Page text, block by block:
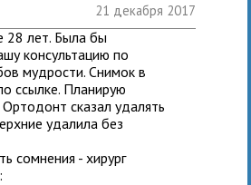
21 декабря 2017
28 лет. Была бы
консультацию по
мудрости. Снимок в
ссылке. Планирую
Ортодонт сказал удалять
удалила без
сомнения - хирург